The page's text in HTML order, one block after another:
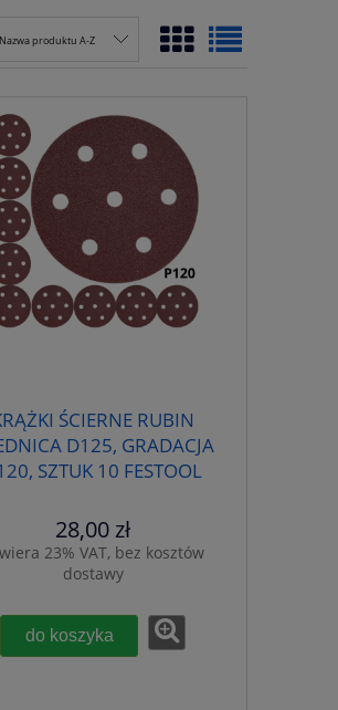
Nazwa produktu A-Z
ŚCIERNE RUBIN
D125, GRADACJA
SZTUK 10 FESTOOL
28,00 zł
23% VAT, bez kosztów
dostawy
do koszyka